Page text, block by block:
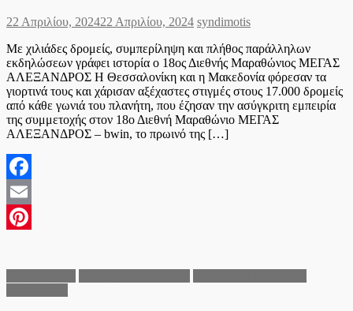
Posted
22 Απριλίου, 202422 Απριλίου, 2024 Author
syndimotis
Με χιλιάδες δρομείς, συμπερίληψη και πλήθος παράλληλων
εκδηλώσεων γράφει ιστορία ο 18ος Διεθνής Μαραθώνιος ΜΕΓΑΣ
ΑΛΕΞΑΝΔΡΟΣ Η Θεσσαλονίκη και η Μακεδονία φόρεσαν τα
γιορτινά τους και χάρισαν αξέχαστες στιγμές στους 17.000 δρομείς
από κάθε γωνιά του πλανήτη, που έζησαν την ασύγκριτη εμπειρία
της συμμετοχής στον 18ο Διεθνή Μαραθώνιο ΜΕΓΑΣ
ΑΛΕΞΑΝΔΡΟΣ – bwin, το πρωινό της […]
Facebook
Email